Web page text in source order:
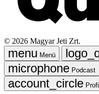
© 2026 Magyar Jeti Zrt.
Menü
Podcast
Profil